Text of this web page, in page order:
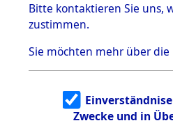
1.2.9.1
Effekten aus
Dachau
e
1.2.9.2
Effekten aus
Bitte kontaktieren Sie uns,
zustimmen.
Sie möchten mehr über die
Zwecke und in